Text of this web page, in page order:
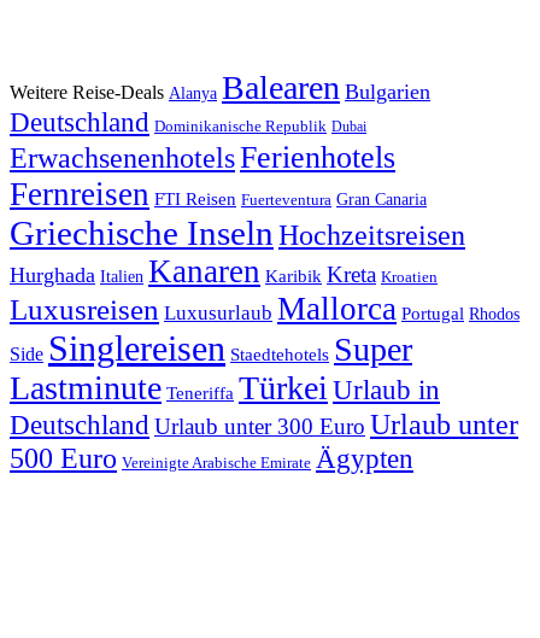
Weitere Reise-Deals Alanya Balearen Bulgarien
Deutschland Dominikanische Republik Dubai
ErwachsenenhotelsFerienhotels
Fernreisen FTI Reisen Fuerteventura Gran Canaria
Griechische Inseln Hochzeitsreisen
Hurghada Italien Kanaren Karibik Kreta Kroatien
Luxusreisen Luxusurlaub Mallorca Portugal Rhodos
Side Singlereisen Staedtehotels Super
Lastminute Teneriffa Türkei Urlaub in
DeutschlandUrlaub unter 300 Euro Urlaub unter
500 Euro Vereinigte Arabische Emirate Ägypten